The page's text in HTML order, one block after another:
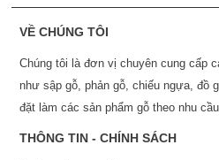
VỀ CHÚNG TÔI
Chúng tôi là đơn vị chuyên cung cấp
như sập gỗ, phản gỗ, chiếu ngựa, đồ
đặt làm các sản phẩm gỗ theo nhu
THÔNG TIN - CHÍNH SÁCH